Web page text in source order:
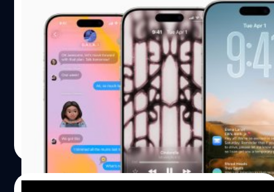
และธาตุที่อยู่ในนั้นอย่างนิโอเบียมและแทนทาลัม ถูกนำไปใช้
ในหลายอุตสาหกรรม เช่น อิเล็กทรอนิกส์, เหล็ก และอุปกรณ์
ทางการแพทย์ หลังจากการสกัดจากแร่โคลแทนแล้ว
แทนทาลัมจะถูกนำมาใช้ในอุปกรณ์อิเล็กทรอนิกส์…
นาน ๆ เปลี่ยนทีดี ใช้โทรศัพท์ยังไงให้คุ้ม นาน ๆ เปลี่ยนที หรือ
เปลี่ยนทุกปี ? เรามาตอบคำถามแรกกันดีกว่า ว่าใช้โทรศัพท์ยัง
ไงให้คุ้ม แล้วควรเปลี่ยนโทรศัพท์ทุก ๆ กี่ปีดี ต้องบอกก่อนว่า
ความคุ้มหรือไม่คุ้มส่วนหนึ่งเป็นเรื่องของความรู้สึก ย้อนกลับ
ไปตอนเราทุกคนตัดสินใจซื้อ บางคนก็อยากได้เพราะด้วย
สเปกของแต่ละรุ่น บางคนก็ตัดสินใจซื้อเพราะแบรนด์ รวมไป
ถึงเลิฟในดีไซน์หรือสีสันสะดุดตา หรืออาจจะเป็นปัจจัยเรื่อง
ราคา ทว่าด้วยโทรศัพท์ในสมัยนี้สเปกโหด ราคาดี…
ไม่ต้องตกใจ ! Apple เผยเรื่องปกติที่แบตฯ
หมดไว-เครื่องร้อนหลังอัปเดต iOS 26
สำหรับใครที่อัปเดต iOS 26 ไปแล้วเจออาการแบตฯ หมดเร็ว
เครื่องร้อน หรือใช้งานแล้วรู้สึกกระตุก ไม่ต้องกังวลไปครับ
เพราะ Apple ออกมาชี้แจงว่าเป็นเรื่องปกติที่เกิดขึ้นหลังการ
อัปเดตซอฟต์แวร์ครั้งใหญ่ สาเหตุที่ทำให้เกิดอาการเหล่านี้ก็
คือ Apple ยืนยันว่าอาการเหล่านี้จะค่อย ๆ หายไปเอง เมื่อ
ระบบทำงานเบื้องหลังเสร็จสมบูรณ์ และบริษัทก็กำลังทำงาน
อย่างต่อเนื่องเพื่อปรับปรุงและเพิ่มประสิทธิภาพของฟีเจอร์
ต่าง ๆ เพื่อให้ผู้ใช้ได้รับประสบการณ์ที่ดีที่สุดโดยไม่กระทบต่อ
แบตเตอรี่
อมลวรรณ ศรัทธานนท์ | 327 days ago
Read More